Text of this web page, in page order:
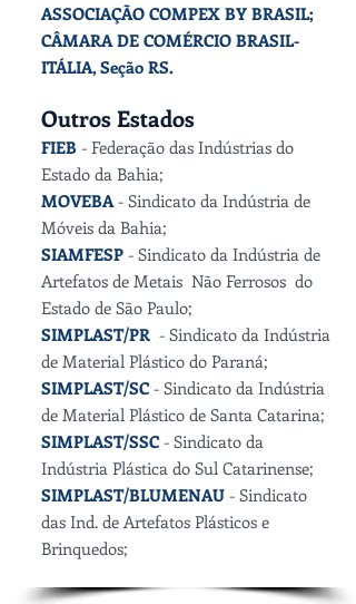
ASSOCIAÇÃO COMPEX BY BRASIL;
CÂMARA DE COMÉRCIO BRASIL-
ITÁLIA, Seção RS.
Outros Estados
FIEB - Federação das Indústrias do
Estado da Bahia;
MOVEBA- Sindicato da Indústria de
Móveis da Bahia;
SIAMFESP - Sindicato da Indústria de
Artefatos de Metais Não Ferrosos do
Estado de São Paulo;
SIMPLAST/PR - Sindicato da Indústria
de Material Plástico do Paraná;
SIMPLAST/SC - Sindicato da Indústria
de Material Plástico de Santa Catarina;
SIMPLAST/SSC - Sindicato da
Indústria Plástica do Sul Catarinense;
SIMPLAST/BLUMENAU - Sindicato
das Ind. de Artefatos Plásticos e
Brinquedos;